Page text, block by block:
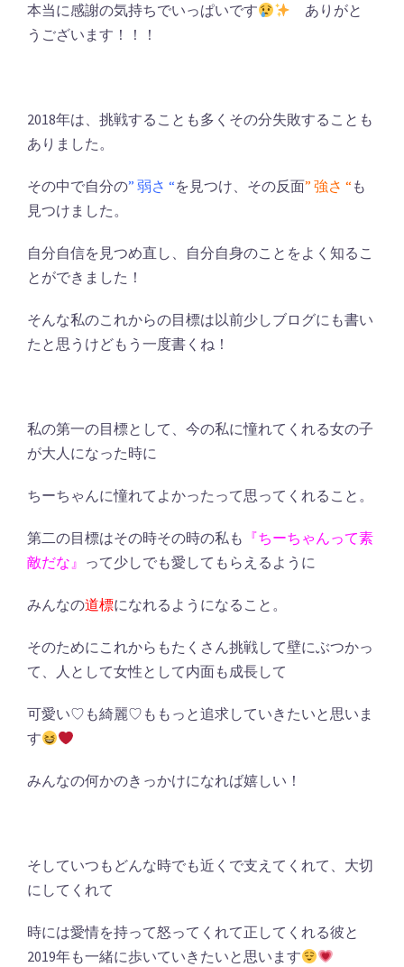
本当に感謝の気持ちでいっぱいです
ありがと
うございます！！！
2018年は、挑戦することも多くその分失敗することも
ありました。
その中で自分の” 弱さ “を見つけ、その反面” 強さ “ も
見つけました。
自分自信を見つめ直し、自分自身のことをよく知るこ
とができました！
そんな私のこれからの目標は以前少しブログにも書い
たと思うけどもう一度書くね！
私の第一の目標として、今の私に憧れてくれる女の子
が大人になった時に
ちーちゃんに憧れてよかったって思ってくれること。
第二の目標はその時その時の私も 『ちーちゃんって素
敵だな』 って少しでも愛してもらえるように
みんなの道標になれるようになること。
そのためにこれからもたくさん挑戦して壁にぶつかっ
て、人として女性として内面も成長して
可愛い♡も綺麗♡ももっと追求していきたいと思いま
す
みんなの何かのきっかけになれば嬉しい！
そしていつもどんな時でも近くで支えてくれて、大切
にしてくれて
時には愛情を持って怒ってくれて正してくれる彼と
2019年も一緒に歩いていきたいと思います